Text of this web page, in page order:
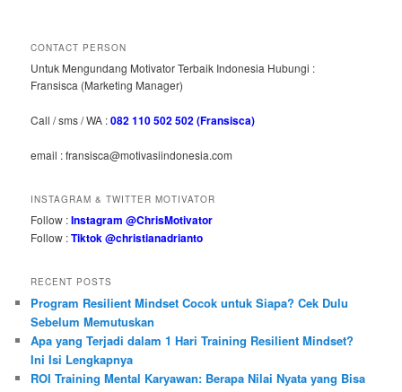
CONTACT PERSON
Untuk Mengundang Motivator Terbaik Indonesia Hubungi :
Fransisca (Marketing Manager)
Call / sms / WA :082 110 502 502 (Fransisca)
email : fransisca@motivasiindonesia.com
INSTAGRAM & TWITTER MOTIVATOR
Follow :Instagram @ChrisMotivator
Follow :Tiktok @christianadrianto
RECENT POSTS
Program Resilient Mindset Cocok untuk Siapa? Cek Dulu
Sebelum Memutuskan
Apa yang Terjadi dalam 1 Hari Training Resilient Mindset?
Ini Isi Lengkapnya
ROI Training Mental Karyawan: Berapa Nilai Nyata yang Bisa